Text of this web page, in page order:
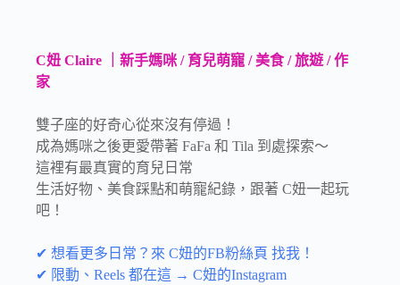
C妞 Claire ｜新手媽咪 / 育兒萌寵 / 美食 / 旅遊 / 作
家
雙子座的好奇心從來沒有停過！
成為媽咪之後更愛帶著 FaFa 和 Tila 到處探索～
這裡有最真實的育兒日常
生活好物、美食踩點和萌寵紀錄，跟著 C妞一起玩
吧！
✔ 想看更多日常？來 C妞的FB粉絲頁 找我！
✔ 限動、Reels 都在這 → C妞的Instagram